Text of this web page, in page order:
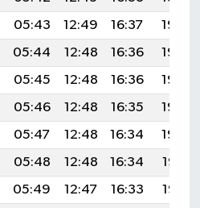
05:43 12:49 16:37
19:44
05:44 12:48 16:36
19:43
05:45 12:48 16:36
19:42
05:46 12:48 16:35
19:40
05:47 12:48 16:34
19:39
05:48 12:48 16:34
19:37
05:49 12:47 16:33
19:36